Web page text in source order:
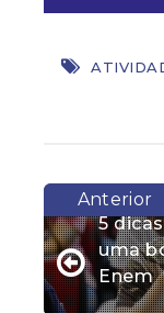
5
uma
Enem